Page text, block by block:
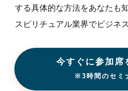
する具体的な方法をあなたも
スピリチュアル業界でビジネ
今すぐに参加席
※3時間のセミ